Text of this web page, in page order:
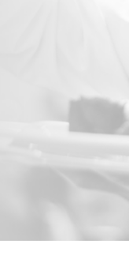
at mollis
enim,
Krystyna
Restauracja